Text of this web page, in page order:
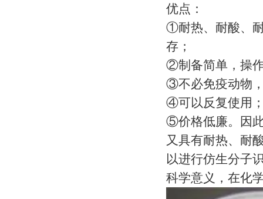
优点：
①耐热、耐酸、
存；
②制备简单，操
③不必免疫动物
④可以反复使用
⑤价格低廉。因
又具有耐热、耐
以进行仿生分子
科学意义，在化